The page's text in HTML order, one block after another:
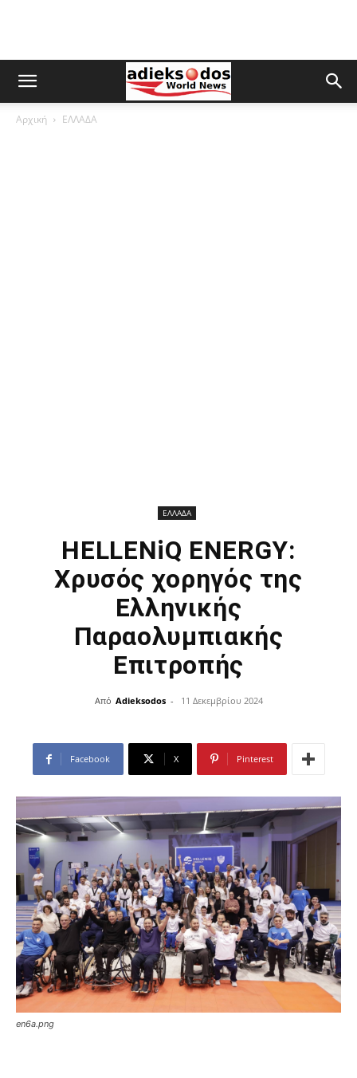
Αρχική ΕΛΛΑΔΑ
ΕΛΛΑΔΑ
HELLENiQ ENERGY:
Χρυσός χορηγός της
Ελληνικής
Παραολυμπιακής
Επιτροπής
Από Adieksodos - 11 Δεκεμβρίου 2024
Facebook X Pinterest
en6a.png